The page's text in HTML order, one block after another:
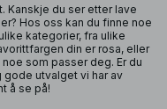
Kanskje du ser etter lave
Hos oss kan du finne noe
kategorier, fra ulike
din er rosa, eller
som passer deg. Er du
gode utvalget vi har av
å se på!